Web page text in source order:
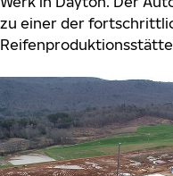
zu einer der